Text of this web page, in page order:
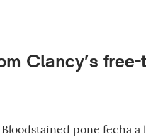
Clancy’s
pone fecha a